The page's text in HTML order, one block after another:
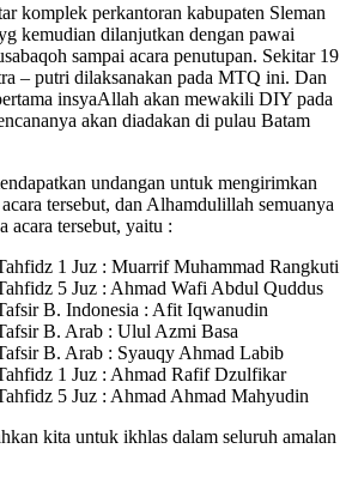
komplek perkantoran kabupaten Sleman
kemudian dilanjutkan dengan pawai
sampai acara penutupan. Sekitar 19
– putri dilaksanakan pada MTQ ini. Dan
insyaAllah akan mewakili DIY pada
akan diadakan di pulau Batam
undangan untuk mengirimkan
tersebut, dan Alhamdulillah semuanya
acara tersebut, yaitu :
1 Juz : Muarrif Muhammad Rangkuti
5 Juz : Ahmad Wafi Abdul Quddus
B. Indonesia : Afit Iqwanudin
B. Arab : Ulul Azmi Basa
B. Arab : Syauqy Ahmad Labib
1 Juz : Ahmad Rafif Dzulfikar
5 Juz : Ahmad Ahmad Mahyudin
kita untuk ikhlas dalam seluruh amalan